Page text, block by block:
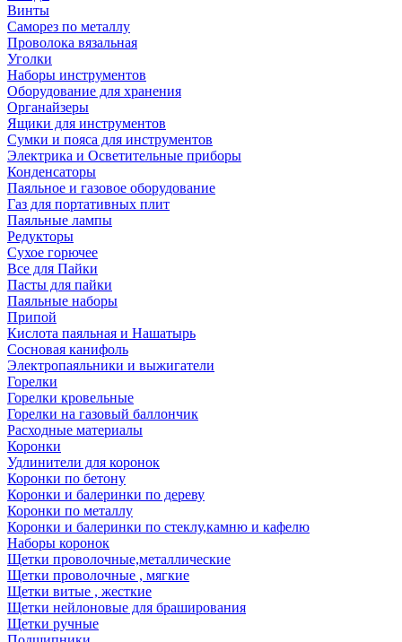
Винты
Саморез по металлу
Проволока вязальная
Уголки
Наборы инструментов
Оборудование для хранения
Органайзеры
Ящики для инструментов
Сумки и пояса для инструментов
Электрика и Осветительные приборы
Конденсаторы
Паяльное и газовое оборудование
Газ для портативных плит
Паяльные лампы
Редукторы
Сухое горючее
Все для Пайки
Пасты для пайки
Паяльные наборы
Припой
Кислота паяльная и Нашатырь
Сосновая канифоль
Электропаяльники и выжигатели
Горелки
Горелки кровельные
Горелки на газовый баллончик
Расходные материалы
Коронки
Удлинители для коронок
Коронки по бетону
Коронки и балеринки по дереву
Коронки по металлу
Коронки и балеринки по стеклу,камню и кафелю
Наборы коронок
Щетки проволочные,металлические
Щетки проволочные , мягкие
Щетки витые , жесткие
Щетки нейлоновые для браширования
Щетки ручные